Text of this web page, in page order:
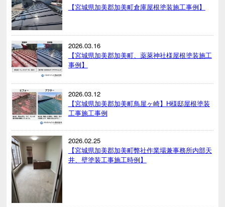
【宮城県加美郡加美町倉庫屋根塗装施工事例】
2026.03.16
【宮城県加美郡加美町、薬萊神社様屋根塗装施工
事例】
2026.03.12
【宮城県加美郡加美町鳥屋ヶ崎】H様邸屋根塗装
工事施工事例
2026.02.25
【宮城県加美郡加美町弊社作業場兼事務所内部天
井、壁塗装工事施工時例】